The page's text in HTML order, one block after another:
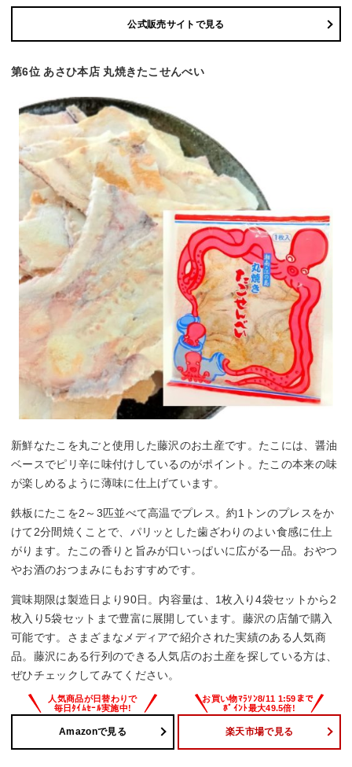
公式販売サイトで見る
第6位 あさひ本店 丸焼きたこせんべい
新鮮なたこを丸ごと使用した藤沢のお土産です。たこには、醤油
ベースでピリ辛に味付けしているのがポイント。たこの本来の味
が楽しめるように薄味に仕上げています。
鉄板にたこを2～3匹並べて高温でプレス。約1トンのプレスをか
けて2分間焼くことで、パリッとした歯ざわりのよい食感に仕上
がります。たこの香りと旨みが口いっぱいに広がる一品。おやつ
やお酒のおつまみにもおすすめです。
賞味期限は製造日より90日。内容量は、1枚入り4袋セットから2
枚入り5袋セットまで豊富に展開しています。藤沢の店舗で購入
可能です。さまざまなメディアで紹介された実績のある人気商
品。藤沢にある行列のできる人気店のお土産を探している方は、
ぜひチェックしてみてください。
Amazonで見る 楽天市場で見る